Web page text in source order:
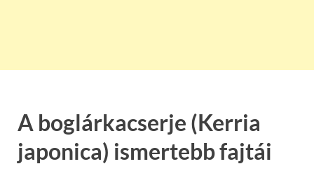
A boglárkacserje (Kerria
japonica) ismertebb fajtái